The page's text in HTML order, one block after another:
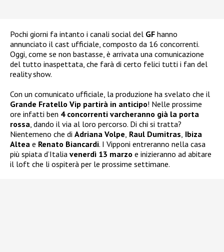
Pochi giorni fa intanto i canali social del GF hanno
annunciato il cast ufficiale, composto da 16 concorrenti.
Oggi, come se non bastasse, è arrivata una comunicazione
del tutto inaspettata, che farà di certo felici tutti i fan del
reality show.
Con un comunicato ufficiale, la produzione ha svelato che il
Grande Fratello Vip partirà in anticipo! Nelle prossime
ore infatti ben 4 concorrenti varcheranno già la porta
rossa , dando il via al loro percorso. Di chi si tratta?
Nientemeno che di Adriana Volpe Raul Dumitras Ibiza
Altea e Renato Biancardi. I Vipponi entreranno nella casa
più spiata d’Italia venerdì 13 marzo e inizieranno ad abitare
il loft che li ospiterà per le prossime settimane.